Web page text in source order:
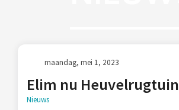
maandag, mei 1, 2023
Elim nu Heuvelrugtuin
Nieuws